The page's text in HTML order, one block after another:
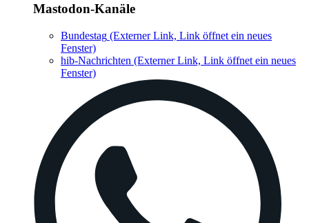
Mastodon-Kanäle
Bundestag (Externer Link, Link öffnet ein neues
Fenster)
hib-Nachrichten (Externer Link, Link öffnet ein neues
Fenster)